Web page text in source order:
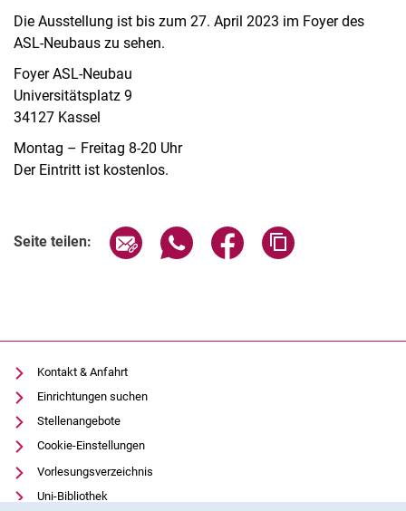
Die Ausstellung ist bis zum 27. April 2023 im Foyer des
ASL-Neubaus zu sehen.
Foyer ASL-Neubau
Universitätsplatz 9
34127 Kassel
Montag – Freitag 8-20 Uhr
Der Eintritt ist kostenlos.
Seite teilen: Seite über E-Mail teilen
Seite über WhatsApp teilen
Seite über Facebook
Kontakt & Anfahrt
Einrichtungen suchen
Stellenangebote
Cookie-Einstellungen
Vorlesungsverzeichnis
Uni-Bibliothek